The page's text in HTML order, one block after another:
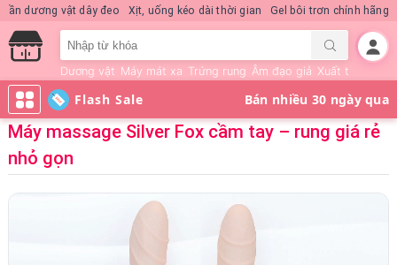
Nước hoa KD Quick Rush Quần dương vật dây đeo Xịt, uống kéo dài thời
Dương vật Máy mát xa Trứng rung Âm đạo giả Xuất tinh sớm
Flash Sale
Máy massage Silver Fox cầm tay – rung giá rẻ
nhỏ gọn